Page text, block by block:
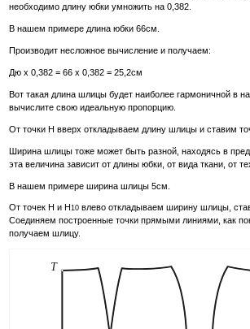
необходимо длину юбки умножить на 0,382.
В нашем примере длина юбки 66см.
Производит несложное вычисление и получаем:
Дю х 0,382 = 66 х 0,382 = 25,2см
Вот такая длина шлицы будет наиболее гармоничной в
вычислите свою идеальную пропорцию.
От точки Н вверх откладываем длину шлицы и ставим
Ширина шлицы тоже может быть разной, находясь в
эта величина зависит от длины юбки, от вида ткани, от
В нашем примере ширина шлицы 5см.
От точек Н и Н10 влево откладываем ширину шлицы,
Соединяем построенные точки прямыми линиями, как
получаем шлицу.